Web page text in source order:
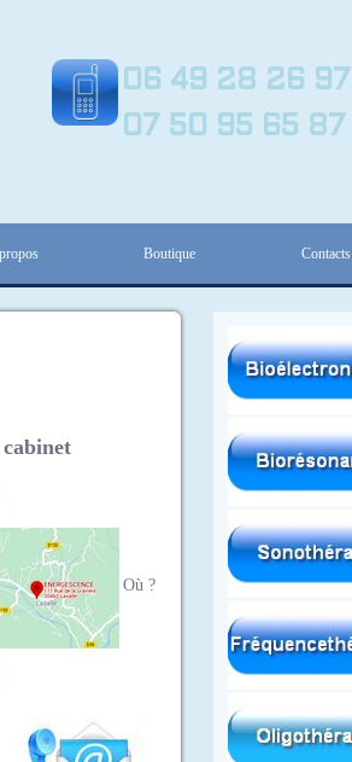
06 49 28 26 97
07 50 95 65 87
Boutique Contacts
Où ?